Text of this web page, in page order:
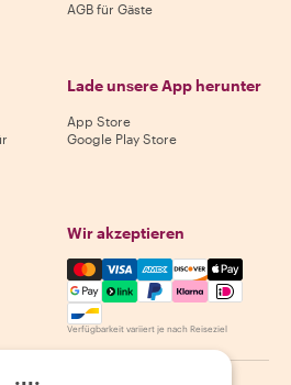
AGB für Gäste
Lade unsere App herunter
App Store
Google Play Store
Wir akzeptieren
Mastercard, Visa, Amex,
Verfügbarkeit variiert je nach Reiseziel